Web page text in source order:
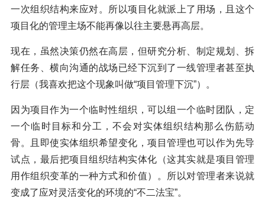
一次组织结构来应对。所以项目化就派上了用场，且这个
项目化的管理主场不能再像以往主要悬再高层。
现在，虽然决策仍然在高层，但研究分析、制定规划、拆
解任务、横向沟通的战场已经下沉到了一线管理者甚至执
行层（我喜欢把这个现象叫做“项目管理下沉”）。
因为项目作为一个临时性组织，可以组一个临时团队，定
一个临时目标和分工，不会对实体组织结构那么伤筋动
骨。且即使实体组织希望变化，项目管理也可以作为先导
试点，最后把项目组织结构实体化（这其实就是项目管理
用作组织变革的一种方式和价值）。所以对管理者来说就
变成了应对灵活变化的环境的“不二法宝”。